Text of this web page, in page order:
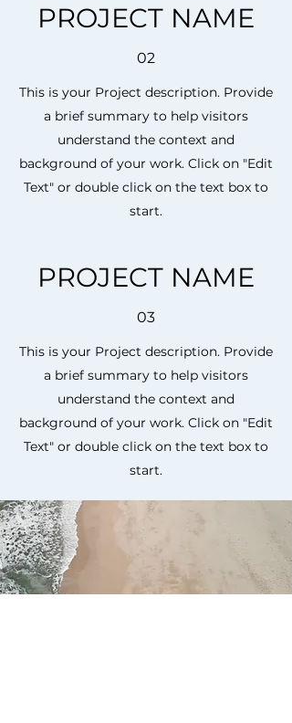
PROJECT NAME
02
This is your Project description. Provide
a brief summary to help visitors
understand the context and
background of your work. Click on "Edit
Text" or double click on the text box to
start.
PROJECT NAME
03
This is your Project description. Provide
a brief summary to help visitors
understand the context and
background of your work. Click on "Edit
Text" or double click on the text box to
start.